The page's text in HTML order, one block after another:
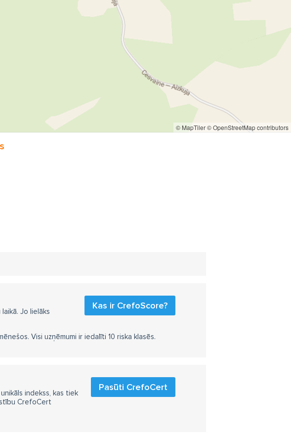
© MapTiler© OpenStreetMap contributors
Kas ir CrefoScore?
Jo lielāks
Visi uzņēmumi ir iedalīti 10 riska klasēs.
Pasūti CrefoCert
indekss, kas tiek
CrefoCert